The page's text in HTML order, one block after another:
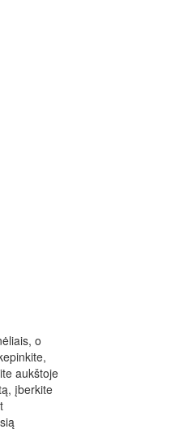
o
aukštoje
įberkite